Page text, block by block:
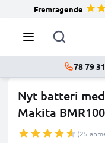
Fremragende
78 79
Nyt batteri
Makita
(25